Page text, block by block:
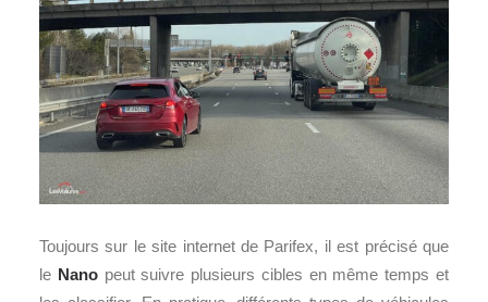
Toujours sur le site internet de Parifex, il est précisé que
le Nanopeut suivre plusieurs cibles en même temps et